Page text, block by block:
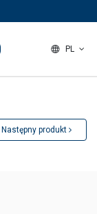
PL
Następny produkt